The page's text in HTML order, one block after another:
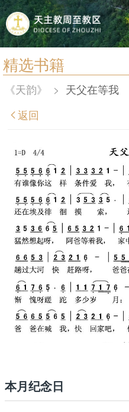
精选书籍
首页
宗教法规
教区简介
信仰文萃
教会圣月
《天韵》 > 天父在等我
返回
本月纪念日